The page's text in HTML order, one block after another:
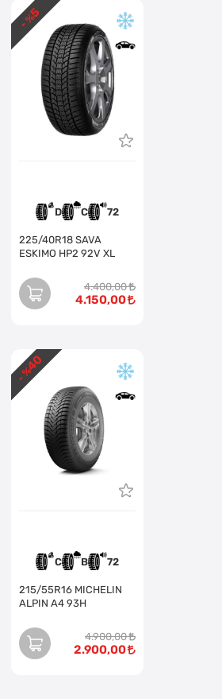
D C 72
225/40R18 SAVA
ESKIMO HP2 92V XL
4.400,00
4.150,00
- %
5
C B 72
215/55R16 MICHELIN
ALPIN A4 93H
4.900,00
2.900,00
- %
40